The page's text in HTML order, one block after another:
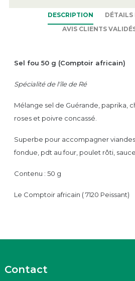
DESCRIPTION
DÉTAILS
AVIS CLIENTS
Sel fou 50 g (Comptoir africain)
Spécialité de l'île de Ré
Mélange sel de Guérande, paprika,
roses et poivre concassé.
Superbe pour accompagner
fondue, pdt au four, poulet rôti,
Contenu : 50 g
Le Comptoir africain ( 7120 Peissant)
Contact